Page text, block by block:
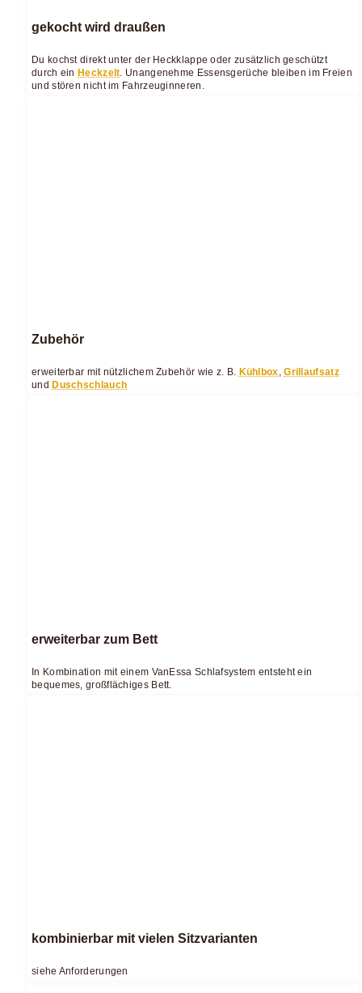
gekocht wird draußen
Du kochst direkt unter der Heckklappe oder zusätzlich geschützt
durch ein Heckzelt . Unangenehme Essensgerüche bleiben im Freien
und stören nicht im Fahrzeuginneren.
Zubehör
erweiterbar mit nützlichem Zubehör wie z. B. Kühlbox,Grillaufsatz
und Duschschlauch
erweiterbar zum Bett
In Kombination mit einem VanEssa Schlafsystem entsteht ein
bequemes, großflächiges Bett.
kombinierbar mit vielen Sitzvarianten
siehe Anforderungen